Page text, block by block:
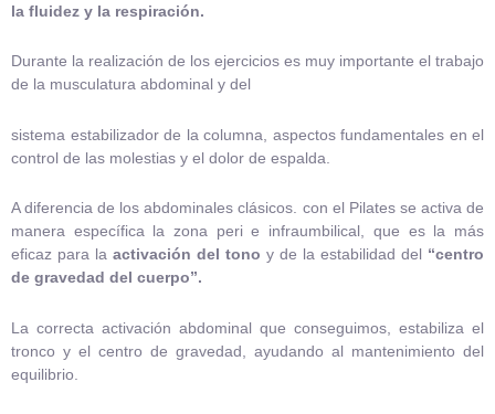
la fluidez y la respiración.
Durante la realización de los ejercicios es muy importante el trabajo
de la musculatura abdominal y del
sistema estabilizador de la columna, aspectos fundamentales en el
control de las molestias y el dolor de espalda.
A diferencia de los abdominales clásicos. con el Pilates se activa de
manera específica la zona peri e infraumbilical, que es la más
eficaz para la activación del tono y de la estabilidad del “centro
de gravedad del cuerpo”.
La correcta activación abdominal que conseguimos, estabiliza el
tronco y el centro de gravedad, ayudando al mantenimiento del
equilibrio.